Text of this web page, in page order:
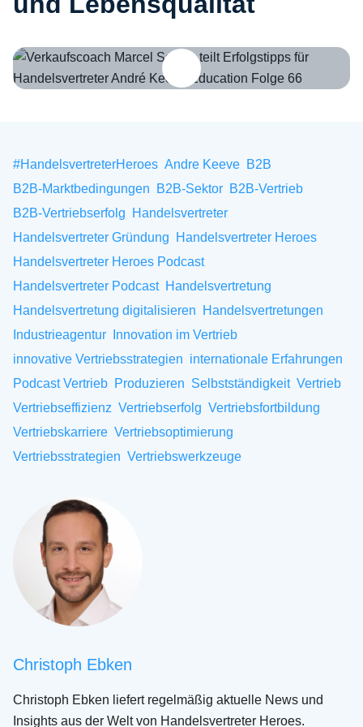
#HandelsvertreterHeroes Andre Keeve B2B
B2B-Marktbedingungen
B2B-Sektor B2B-Vertrieb
B2B-Vertriebserfolg
Handelsvertreter
Handelsvertreter Gründung
Handelsvertreter Heroes
Handelsvertreter Heroes Podcast
Handelsvertreter Podcast Handelsvertretung
Handelsvertretung digitalisieren
Handelsvertretungen
Industrieagentur
Innovation im Vertrieb
innovative Vertriebsstrategien internationale Erfahrungen
Podcast Vertrieb Produzieren Selbstständigkeit Vertrieb
Vertriebseffizienz Vertriebserfolg Vertriebsfortbildung
Vertriebskarriere Vertriebsoptimierung
Vertriebsstrategien Vertriebswerkzeuge
Christoph Ebken
Christoph Ebken liefert regelmäßig aktuelle News und
Insights aus der Welt von Handelsvertreter Heroes.